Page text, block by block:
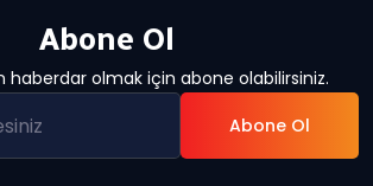
Abone Ol
haberdar olmak için abone olabilirsiniz.
Abone Ol